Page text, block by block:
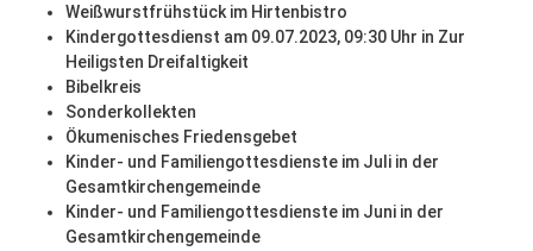
Weißwurstfrühstück im Hirtenbistro
Kindergottesdienst am 09.07.2023, 09:30 Uhr in Zur
Heiligsten Dreifaltigkeit
Bibelkreis
Sonderkollekten
Ökumenisches Friedensgebet
Kinder- und Familiengottesdienste im Juli in der
Gesamtkirchengemeinde
Kinder- und Familiengottesdienste im Juni in der
Gesamtkirchengemeinde